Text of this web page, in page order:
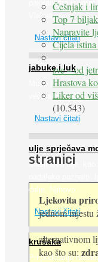
pakiranjima u
Vlakna ...
Nastavi čitati
jabuke i luk
Muče li vas
većina
Nastavi čitati
ulje sprječava
Maslinovo ulje, kao
dalje. Njihovo ...
Nastavi čitati
krušaka
Pri podizanju
Češnjak i
Top 7
Napravite
Cijela
sve – od
Hrastova
Liker od
(10.543)
stranici
Ljekovita
jednom mjestu
alternativnom
kao što su: